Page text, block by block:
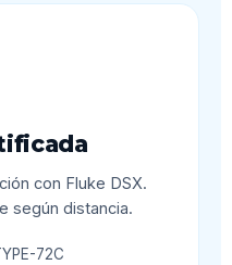
con Fluke DSX.
según distancia.
72C